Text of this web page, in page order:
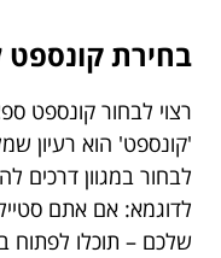
בחירת קונספט
רצוי לבחור קונספט
'קונספט' הוא רעיון
לבחור במגוון דרכים
לדוגמא: אם אתם
שלכם – תוכלו לפתוח